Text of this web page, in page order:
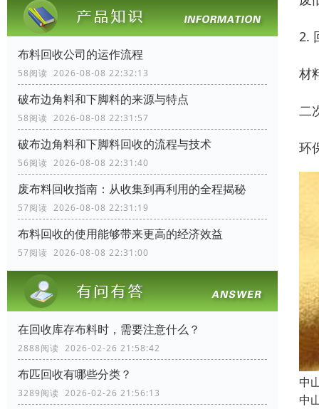
布料回收公司的运作流程
58阅读 2026-08-08 22:32:13
破布边角料和下脚料的来源与特点
58阅读 2026-08-08 22:31:57
破布边角料和下脚料回收的流程与技术
56阅读 2026-08-08 22:31:40
废布料回收指南：从收集到再利用的全程揭秘
57阅读 2026-08-08 22:31:19
布料回收的使用能够带来更高的经济效益
57阅读 2026-08-08 22:31:00
在回收库存布料时，需要注意什么？
2888阅读 2026-02-26 21:58:42
布匹回收有哪些分类？
3289阅读 2026-02-26 21:56:13
2.
材
二
环
中
中